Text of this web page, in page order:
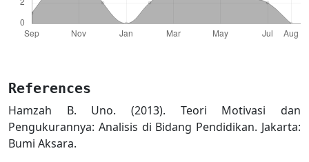
References
Hamzah B. Uno. (2013). Teori Motivasi dan
Pengukurannya: Analisis di Bidang Pendidikan. Jakarta:
Bumi Aksara.